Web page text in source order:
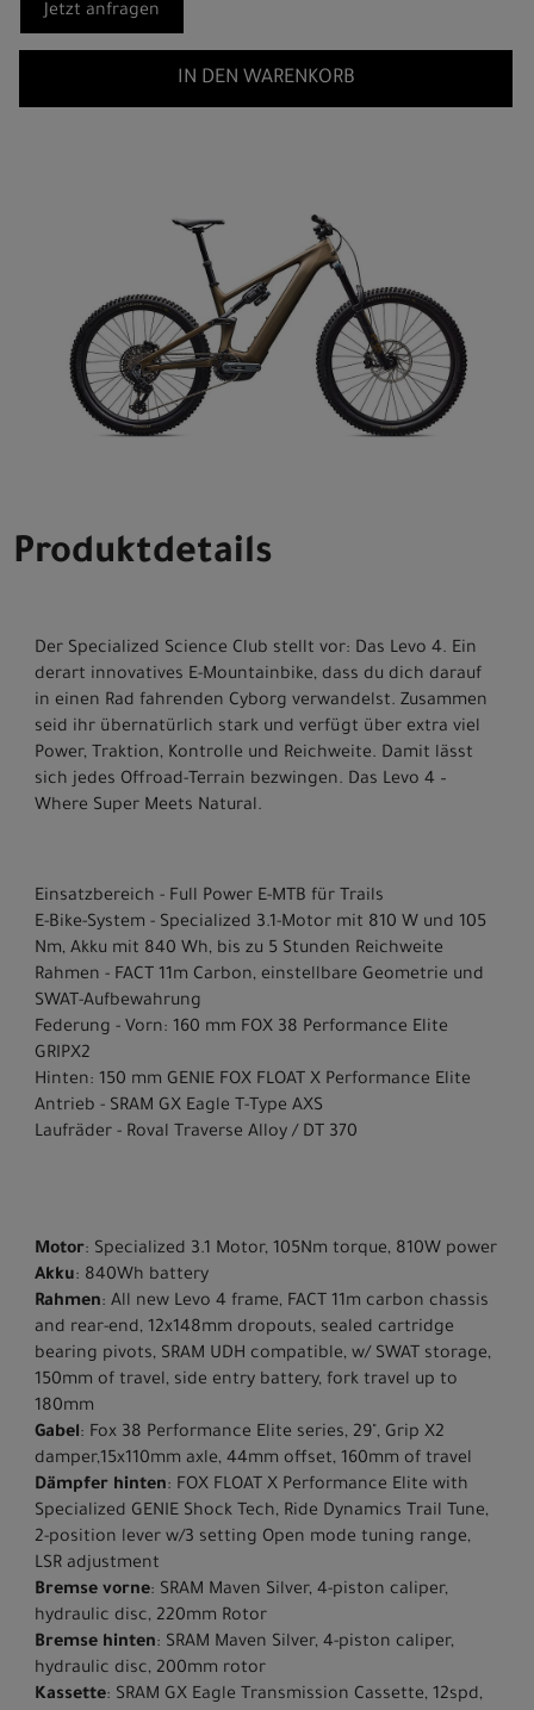
Jetzt anfragen
IN DEN WARENKORB
Produktdetails
Der Specialized Science Club stellt vor: Das Levo 4. Ein
derart innovatives E-Mountainbike, dass du dich darauf
in einen Rad fahrenden Cyborg verwandelst. Zusammen
seid ihr übernatürlich stark und verfügt über extra viel
Power, Traktion, Kontrolle und Reichweite. Damit lässt
sich jedes Offroad-Terrain bezwingen. Das Levo 4 –
Where Super Meets Natural.
Einsatzbereich - Full Power E-MTB für Trails
E-Bike-System - Specialized 3.1-Motor mit 810 W und 105
Nm, Akku mit 840 Wh, bis zu 5 Stunden Reichweite
Rahmen - FACT 11m Carbon, einstellbare Geometrie und
SWAT-Aufbewahrung
Federung - Vorn: 160 mm FOX 38 Performance Elite
GRIPX2
Hinten: 150 mm GENIE FOX FLOAT X Performance Elite
Antrieb - SRAM GX Eagle T-Type AXS
Laufräder - Roval Traverse Alloy / DT 370
Motor: Specialized 3.1 Motor, 105Nm torque, 810W power
Akku: 840Wh battery
Rahmen: All new Levo 4 frame, FACT 11m carbon chassis
and rear-end, 12x148mm dropouts, sealed cartridge
bearing pivots, SRAM UDH compatible, w/ SWAT storage,
150mm of travel, side entry battery, fork travel up to
180mm
Gabel: Fox 38 Performance Elite series, 29", Grip X2
damper,15x110mm axle, 44mm offset, 160mm of travel
Dämpfer hinten: FOX FLOAT X Performance Elite with
Specialized GENIE Shock Tech, Ride Dynamics Trail Tune,
2-position lever w/3 setting Open mode tuning range,
LSR adjustment
Bremse vorne: SRAM Maven Silver, 4-piston caliper,
hydraulic disc, 220mm Rotor
Bremse hinten: SRAM Maven Silver, 4-piston caliper,
hydraulic disc, 200mm rotor
Kassette: SRAM GX Eagle Transmission Cassette, 12spd,